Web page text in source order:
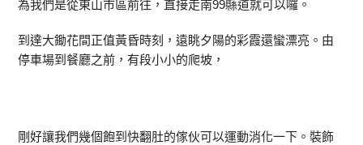
為我們是從東山市區前往，直接走南99縣道就可以囉。
到達大鋤花間正值黃昏時刻，遠眺夕陽的彩霞還蠻漂亮。由
停車場到餐廳之前，有段小小的爬坡，
剛好讓我們幾個飽到快翻肚的傢伙可以運動消化一下。裝飾